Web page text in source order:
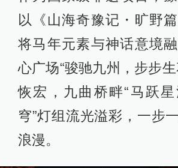
以《山海奇豫记・旷野
将马年元素与神话意境
心广场“骏驰九州，步步
恢宏，九曲桥畔“马跃
穹”灯组流光溢彩，一步
浪漫。